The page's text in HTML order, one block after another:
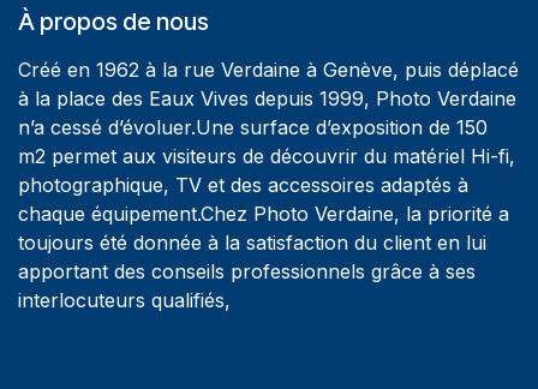
À propos de nous
Créé en 1962 à la rue Verdaine à Genève, puis déplacé
à la place des Eaux Vives depuis 1999, Photo Verdaine
n’a cessé d’évoluer.Une surface d’exposition de 150
m2 permet aux visiteurs de découvrir du matériel Hi-fi,
photographique, TV et des accessoires adaptés à
chaque équipement.Chez Photo Verdaine, la priorité a
toujours été donnée à la satisfaction du client en lui
apportant des conseils professionnels grâce à ses
interlocuteurs qualifiés,